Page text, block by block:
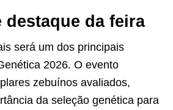
destaque da feira
será um dos principais
2026. O evento
zebuínos avaliados,
da seleção genética para